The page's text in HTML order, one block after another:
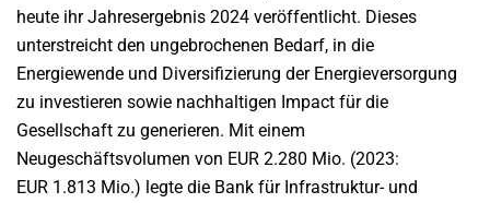
heute ihr Jahresergebnis 2024 veröffentlicht. Dieses
unterstreicht den ungebrochenen Bedarf, in die
Energiewende und Diversifizierung der Energieversorgung
zu investieren sowie nachhaltigen Impact für die
Gesellschaft zu generieren. Mit einem
Neugeschäftsvolumen von EUR 2.280 Mio. (2023:
EUR 1.813 Mio.) legte die Bank für Infrastruktur- und